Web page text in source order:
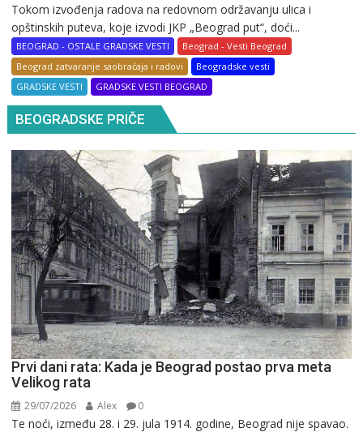
Tokom izvođenja radova na redovnom održavanju ulica i
opštinskih puteva, koje izvodi JKP „Beograd put“, doći...
BEOGRAD - OSTALE GRADSKE VESTI
Beograd - Vesti Beograd
Beograd zatvaranje saobraćaja i radovi
Beogradske vesti
GRADSKE VESTI
GRADSKE VESTI BEOGRAD
BEOGRADSKE PRIČE
Prvi dani rata: Kada je Beograd postao prva meta
Velikog rata
29/07/2026 Alex 0
Te noći, između 28. i 29. jula 1914. godine, Beograd nije spavao.